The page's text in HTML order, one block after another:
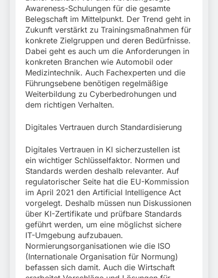
Awareness-Schulungen für die gesamte
Belegschaft im Mittelpunkt. Der Trend geht in
Zukunft verstärkt zu Trainingsmaßnahmen für
konkrete Zielgruppen und deren Bedürfnisse.
Dabei geht es auch um die Anforderungen in
konkreten Branchen wie Automobil oder
Medizintechnik. Auch Fachexperten und die
Führungsebene benötigen regelmäßige
Weiterbildung zu Cyberbedrohungen und
dem richtigen Verhalten.
Digitales Vertrauen durch Standardisierung
Digitales Vertrauen in KI sicherzustellen ist
ein wichtiger Schlüsselfaktor. Normen und
Standards werden deshalb relevanter. Auf
regulatorischer Seite hat die EU-Kommission
im April 2021 den Artificial Intelligence Act
vorgelegt. Deshalb müssen nun Diskussionen
über KI-Zertifikate und prüfbare Standards
geführt werden, um eine möglichst sichere
IT-Umgebung aufzubauen.
Normierungsorganisationen wie die ISO
(Internationale Organisation für Normung)
befassen sich damit. Auch die Wirtschaft